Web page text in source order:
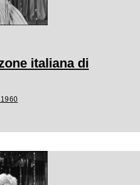
italiana di